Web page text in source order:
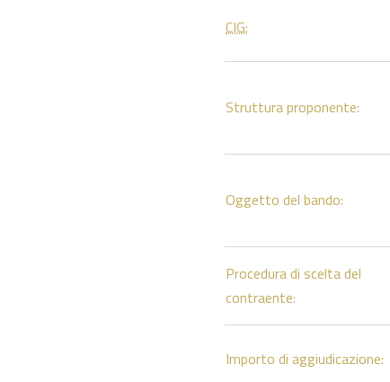
CIG:
Struttura proponente:
Oggetto del bando:
Procedura di scelta del
contraente:
Importo di aggiudicazione: